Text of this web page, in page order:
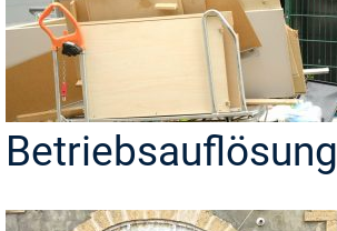
Betriebsauflösung